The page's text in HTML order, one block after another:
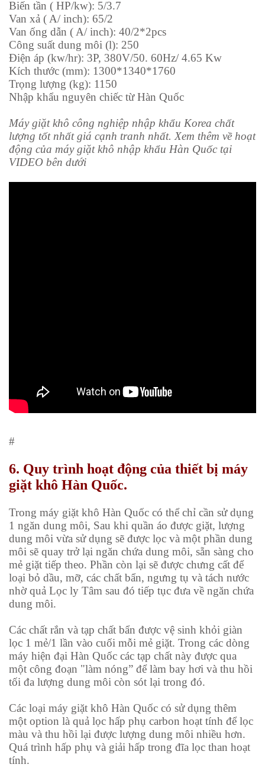
Biến tần ( HP/kw): 5/3.7
Van xả ( A/ inch): 65/2
Van ống dẫn ( A/ inch): 40/2*2pcs
Công suất dung môi (l): 250
Điện áp (kw/hr): 3P, 380V/50. 60Hz/ 4.65 Kw
Kích thước (mm): 1300*1340*1760
Trọng lượng (kg): 1150
Nhập khẩu nguyên chiếc từ Hàn Quốc
Máy giặt khô công nghiệp nhập khẩu Korea chất
lượng tốt nhất giá cạnh tranh nhất. Xem thêm về hoạt
động của máy giặt khô nhập khẩu Hàn Quốc tại
VIDEO bên dưới
#
6. Quy trình hoạt động của thiết bị máy
giặt khô Hàn Quốc.
Trong máy giặt khô Hàn Quốc có thể chỉ cần sử dụng
1 ngăn dung môi, Sau khi quần áo được giặt, lượng
dung môi vừa sử dụng sẽ được lọc và một phần dung
môi sẽ quay trở lại ngăn chứa dung môi, sẵn sàng cho
mẻ giặt tiếp theo. Phần còn lại sẽ được chưng cất để
loại bỏ dầu, mỡ, các chất bẩn, ngưng tụ và tách nước
nhờ quả Lọc ly Tâm sau đó tiếp tục đưa về ngăn chứa
dung môi.
Các chất rắn và tạp chất bẩn được vệ sinh khỏi giàn
lọc 1 mẻ/1 lần vào cuối mỗi mẻ giặt. Trong các dòng
máy hiện đại Hàn Quốc các tạp chất này được qua
một công đoạn "làm nóng” để làm bay hơi và thu hồi
tối đa lượng dung môi còn sót lại trong đó.
Các loại máy giặt khô Hàn Quốc có sử dụng thêm
một option là quả lọc hấp phụ carbon hoạt tính để lọc
màu và thu hồi lại được lượng dung môi nhiều hơn.
Quá trình hấp phụ và giải hấp trong đĩa lọc than hoạt
tính.